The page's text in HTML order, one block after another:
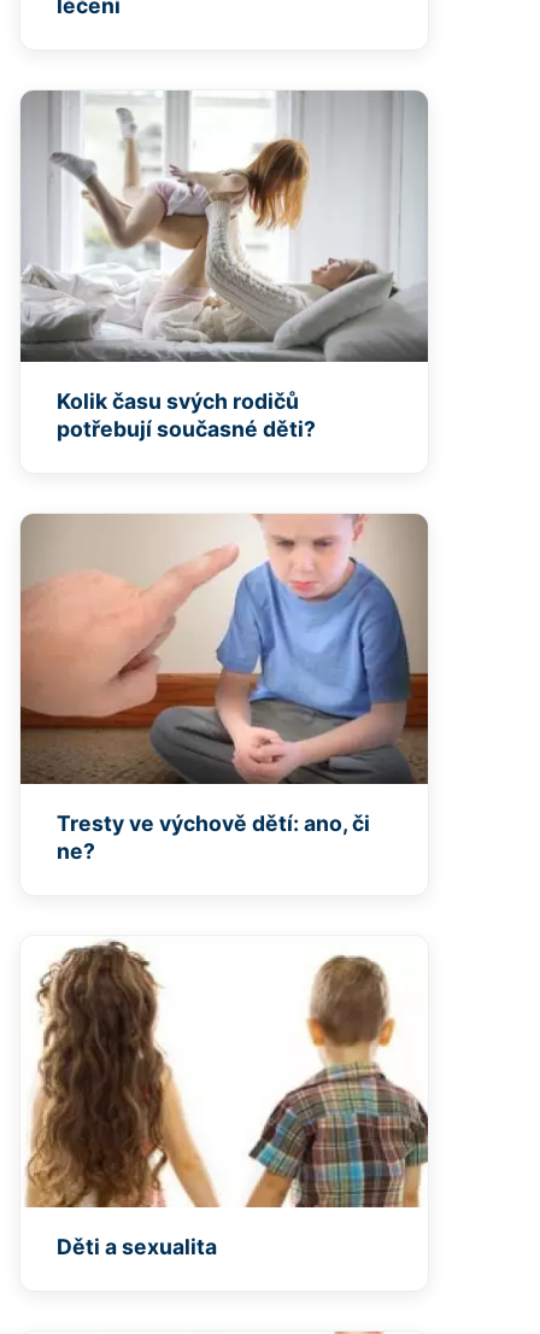
léčení
Kolik času svých rodičů
potřebují současné děti?
Tresty ve výchově dětí: ano, či
ne?
Děti a sexualita